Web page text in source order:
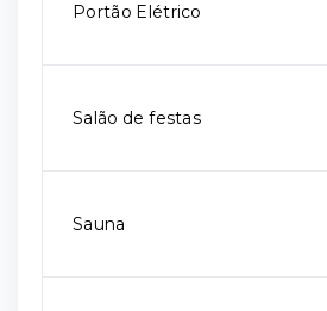
Portão Elétrico
Salão de festas
Sauna